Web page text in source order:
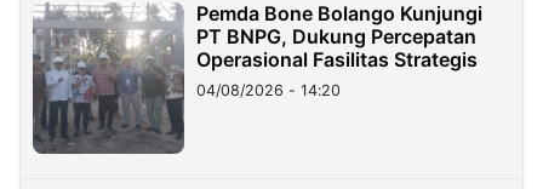
Pemda Bone Bolango Kunjungi
PT BNPG, Dukung Percepatan
Operasional Fasilitas Strategis
04/08/2026 - 14:20